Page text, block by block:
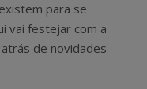
para se
vai festejar com a
de novidades